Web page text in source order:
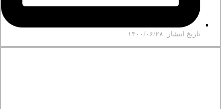
تاریخ انتشار: ۱۴۰۰/۰۶/۲۸